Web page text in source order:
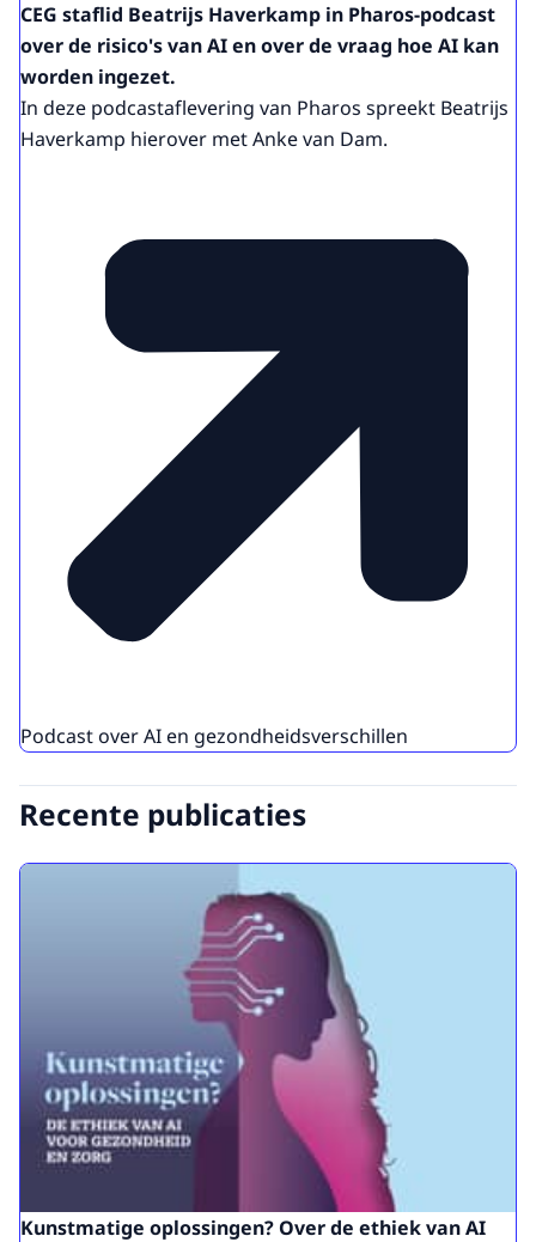
CEG staflid Beatrijs Haverkamp in Pharos-podcast
over de risico's van AI en over de vraag hoe AI kan
worden ingezet.
In deze podcastaflevering van Pharos spreekt Beatrijs
Haverkamp hierover met Anke van Dam.
Podcast over AI en gezondheidsverschillen
Recente publicaties
Kunstmatige oplossingen? Over de ethiek van AI